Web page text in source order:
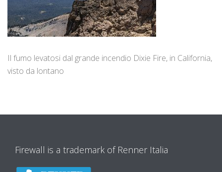
Il fumo levatosi dal grande incendio Dixie Fire, in California,
visto da lontano
Firewall is a trademark of Renner Italia